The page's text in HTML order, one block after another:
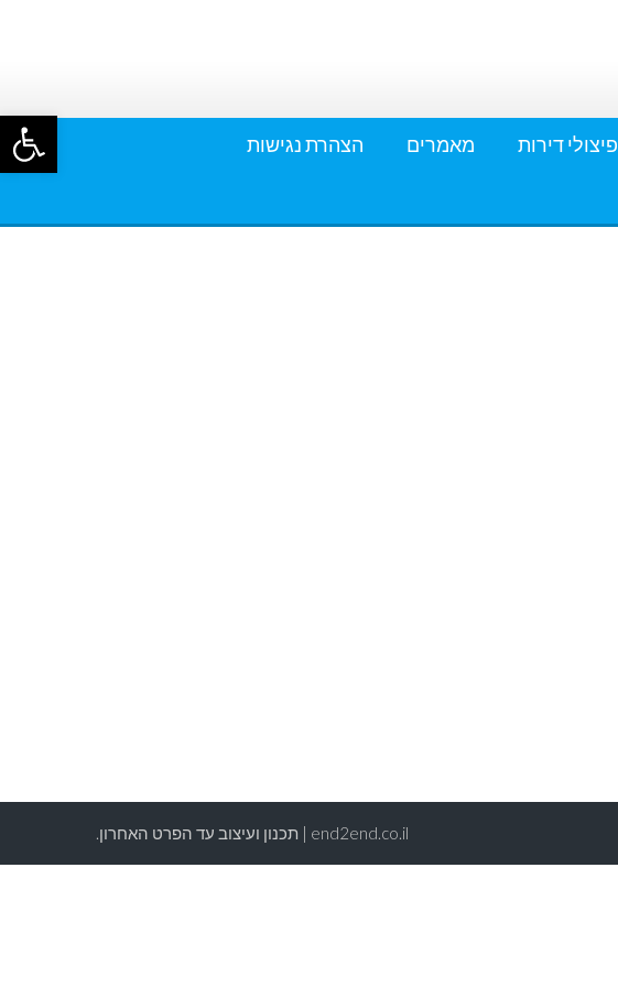
פתח פיצולי דירות מאמרים הצהרת נגישות
end2end.co.il | תכנון ועיצוב עד הפרט האחרון.